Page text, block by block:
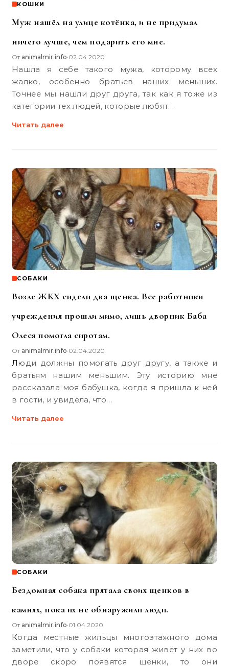
КОШКИ
Муж нашёл на улице котёнка, и не придумал
ничего лучше, чем подарить его мне.
От animalmir.info•02.04.2020
Нашла я себе такого мужа, которому всех
жалко, особенно братьев наших меньших.
Точнее мы нашли друг друга, так как я тоже из
категории тех людей, которые любят…
Читать далее
СОБАКИ
Возле ЖКХ сидели два щенка. Все работники
учреждения прошли мимо, лишь дворник Баба
Олеся помогла сиротам.
От animalmir.info•02.04.2020
Люди должны помогать друг другу, а также и
братьям нашим меньшим. Эту историю мне
рассказала моя бабушка, когда я пришла к ней
в гости, и увидела, что…
Читать далее
СОБАКИ
Бездомная собака прятала своих щенков в
камнях, пока их не обнаружили люди.
От animalmir.info•01.04.2020
Когда местные жильцы многоэтажного дома
заметили, что у собаки которая живёт у них во
дворе скоро появятся щенки, то они